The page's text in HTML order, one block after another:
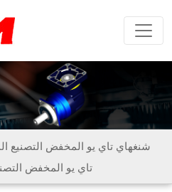
شنغهاي تاي يو المخفض التصنيع
تاي يو المخفض